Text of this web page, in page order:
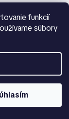
funkcií
súbory
Scarlet je
dodáva sýty
prírodné vlasy